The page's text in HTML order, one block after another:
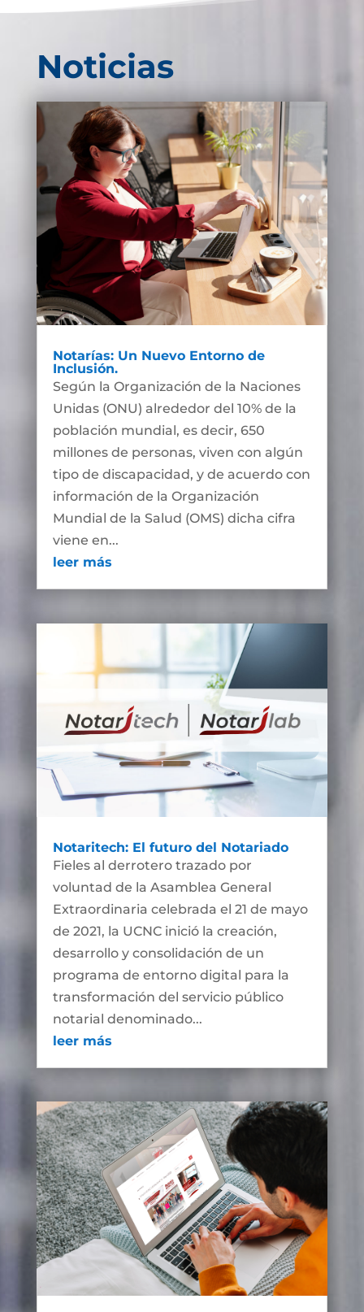
Noticias
Notarías: Un Nuevo Entorno de
Inclusión.
Según la Organización de la Naciones
Unidas (ONU) alrededor del 10% de la
población mundial, es decir, 650
millones de personas, viven con algún
tipo de discapacidad, y de acuerdo con
información de la Organización
Mundial de la Salud (OMS) dicha cifra
viene en...
leer más
Notaritech: El futuro del Notariado
Fieles al derrotero trazado por
voluntad de la Asamblea General
Extraordinaria celebrada el 21 de mayo
de 2021, la UCNC inició la creación,
desarrollo y consolidación de un
programa de entorno digital para la
transformación del servicio público
notarial denominado...
leer más